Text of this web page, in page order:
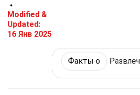
Modified &
Updated:
16 Янв 2025
Факты о